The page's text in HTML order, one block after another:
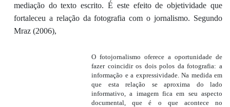
mediaçãodo texto escrito. É este efeito de objetividade que
fortaleceu a relação da fotografia com o jornalismo. Segundo
Mraz(2006),
O fotojornalismo oferece a oportunidade de
fazer coincidir os dois polos da fotografia: a
informação e a expressividade. Na medida em
que esta relação se aproxima do lado
informativo, a imagem fica em seu aspecto
documental, que é o que acontece no